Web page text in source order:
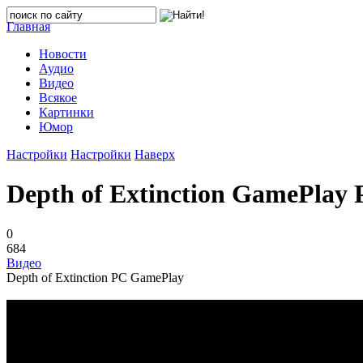
Главная
Новости
Аудио
Видео
Всякое
Картинки
Юмор
Настройки Настройки Наверх
Depth of Extinction GamePlay
0
684
Видео
Depth of Extinction PC GamePlay